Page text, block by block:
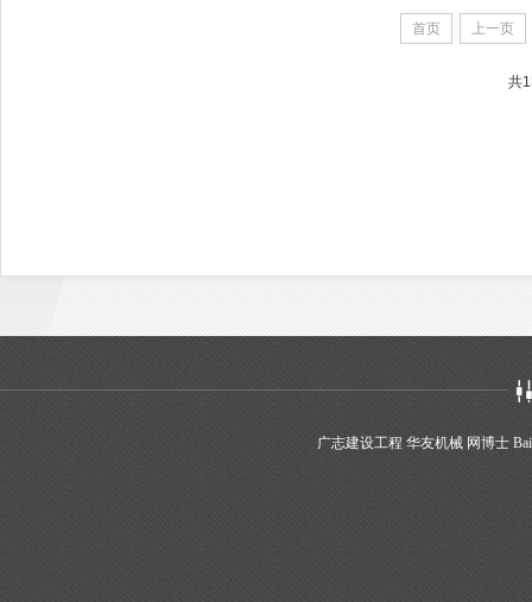
首页 上一页
共
广志建设工程 华友机械 网博士